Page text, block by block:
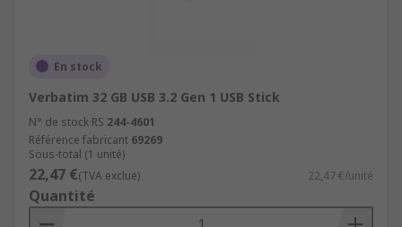
En stock
Verbatim 32 GB USB 3.2 Gen 1 USB Stick
N° de stock RS 244-4601
Référence fabricant 69269
Sous-total (1 unité)
22,47 €(TVA exclue) 22,47 €/unité
Quantité